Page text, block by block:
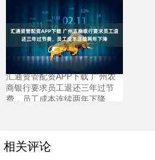
汇通资管配资APP下载 广州农
商银行要求员工退还三年过节
费，员工成本连续两年下降
相关评论